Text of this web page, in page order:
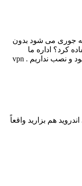
جوری می شود بدون
کرد؟ اداره ما
اینترنت را دستکاری کرده امکان دانلود و نصب نداریم . vpn
هم بزارید واقعاً